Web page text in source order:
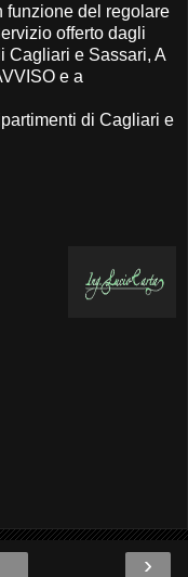
funzione del regolare
offerto dagli
Cagliari e Sassari, A
e a
di Cagliari e
›